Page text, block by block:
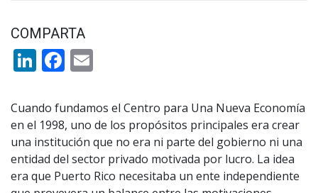
COMPARTA
LinkedIn
Facebook
Cuando fundamos el Centro para Una Nueva Economía
en el 1998, uno de los propósitos principales era crear
una institución que no era ni parte del gobierno ni una
entidad del sector privado motivada por lucro. La idea
era que Puerto Rico necesitaba un ente independiente